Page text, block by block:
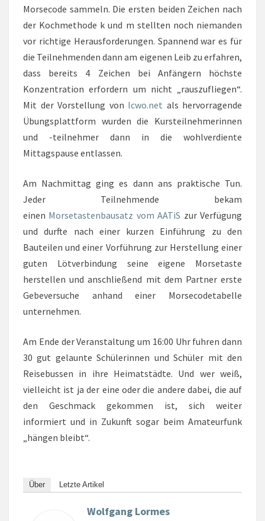
Morsecode sammeln. Die ersten beiden Zeichen nach
der Kochmethode k und m stellten noch niemanden
vor richtige Herausforderungen. Spannend war es für
die Teilnehmenden dann am eigenen Leib zu erfahren,
dass bereits 4 Zeichen bei Anfängern höchste
Konzentration erfordern um nicht „rauszufliegen“.
Mit der Vorstellung von lcwo.net als hervorragende
Übungsplattform wurden die Kursteilnehmerinnen
und -teilnehmer dann in die wohlverdiente
Mittagspause entlassen.
Am Nachmittag ging es dann ans praktische Tun.
Jeder Teilnehmende bekam
einen Morsetastenbausatz vom AATiS zur Verfügung
und durfte nach einer kurzen Einführung zu den
Bauteilen und einer Vorführung zur Herstellung einer
guten Lötverbindung seine eigene Morsetaste
herstellen und anschließend mit dem Partner erste
Gebeversuche anhand einer Morsecodetabelle
unternehmen.
Am Ende der Veranstaltung um 16:00 Uhr fuhren dann
30 gut gelaunte Schülerinnen und Schüler mit den
Reisebussen in ihre Heimatstädte. Und wer weiß,
vielleicht ist ja der eine oder die andere dabei, die auf
den Geschmack gekommen ist, sich weiter
informiert und in Zukunft sogar beim Amateurfunk
„hängen bleibt“.
Über Letzte Artikel
Wolfgang Lormes